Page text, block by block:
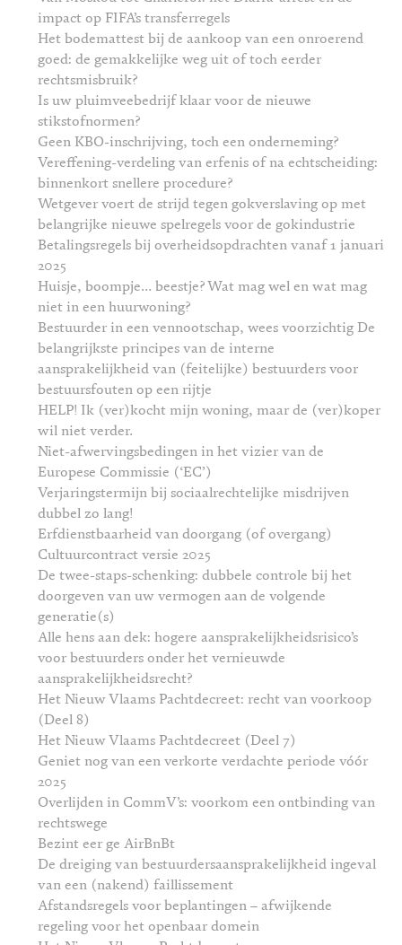
impact op FIFA’s transferregels
Het bodemattest bij de aankoop van een onroerend
goed: de gemakkelijke weg uit of toch eerder
rechtsmisbruik?
Is uw pluimveebedrijf klaar voor de nieuwe
stikstofnormen?
Geen KBO-inschrijving, toch een onderneming?
Vereffening-verdeling van erfenis of na echtscheiding:
binnenkort snellere procedure?
Wetgever voert de strijd tegen gokverslaving op met
belangrijke nieuwe spelregels voor de gokindustrie
Betalingsregels bij overheidsopdrachten vanaf 1 januari
2025
Huisje, boompje… beestje? Wat mag wel en wat mag
niet in een huurwoning?
Bestuurder in een vennootschap, wees voorzichtig De
belangrijkste principes van de interne
aansprakelijkheid van (feitelijke) bestuurders voor
bestuursfouten op een rijtje
HELP! Ik (ver)kocht mijn woning, maar de (ver)koper
wil niet verder.
Niet-afwervingsbedingen in het vizier van de
Europese Commissie (‘EC’)
Verjaringstermijn bij sociaalrechtelijke misdrijven
dubbel zo lang!
Erfdienstbaarheid van doorgang (of overgang)
Cultuurcontract versie 2025
De twee-staps-schenking: dubbele controle bij het
doorgeven van uw vermogen aan de volgende
generatie(s)
Alle hens aan dek: hogere aansprakelijkheidsrisico’s
voor bestuurders onder het vernieuwde
aansprakelijkheidsrecht?
Het Nieuw Vlaams Pachtdecreet: recht van voorkoop
(Deel 8)
Het Nieuw Vlaams Pachtdecreet (Deel 7)
Geniet nog van een verkorte verdachte periode vóór
2025
Overlijden in CommV’s: voorkom een ontbinding van
rechtswege
Bezint eer ge AirBnBt
De dreiging van bestuurdersaansprakelijkheid ingeval
van een (nakend) faillissement
Afstandsregels voor beplantingen – afwijkende
regeling voor het openbaar domein